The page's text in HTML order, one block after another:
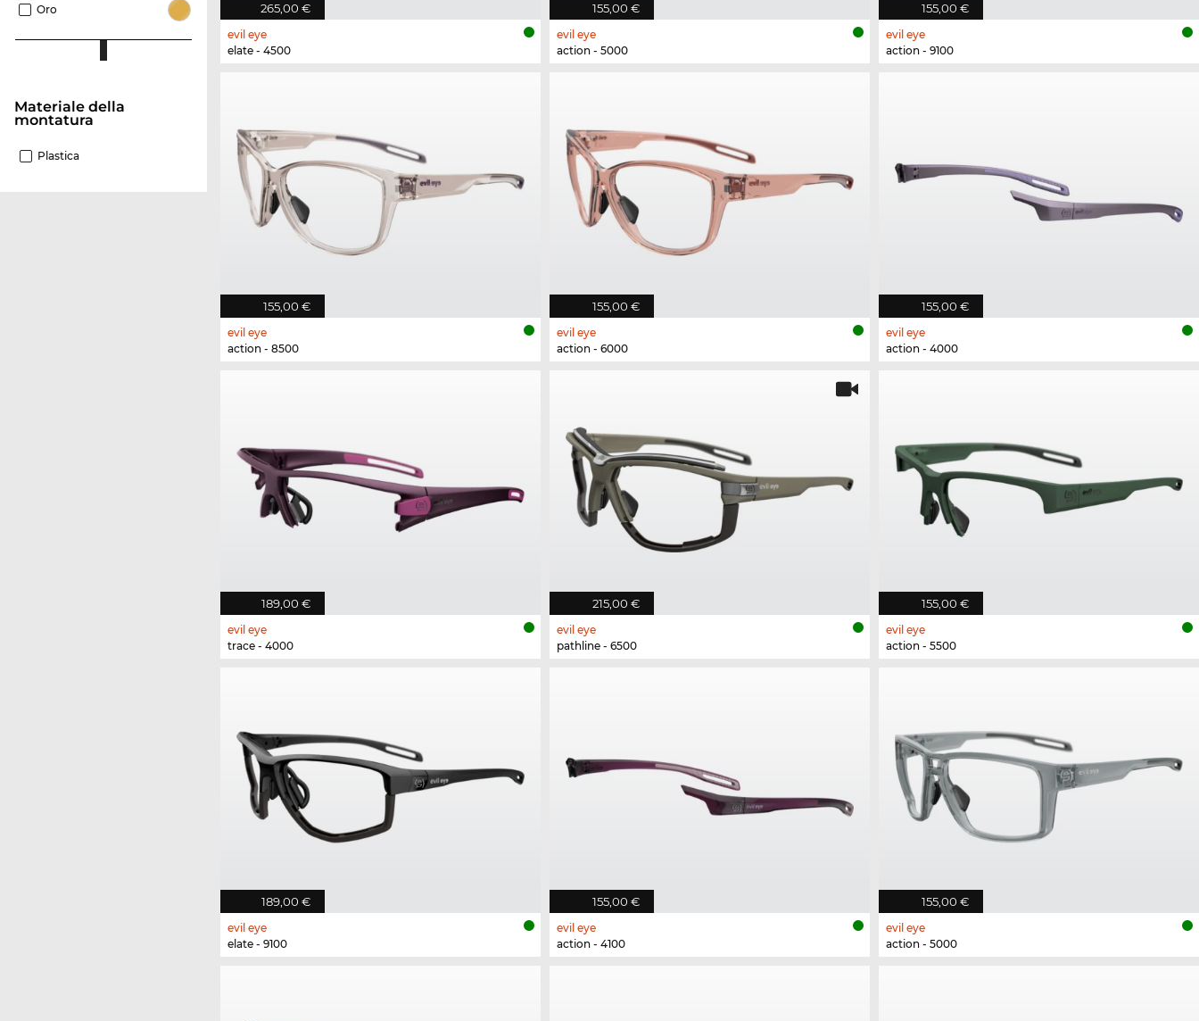
Oro
Materiale della
montatura
Plastica
265,00 €
evil eye
elate - 4500
155,00 €
evil eye
action - 5000
155,00 €
evil eye
action - 9100
155,00 €
evil eye
action - 8500
155,00 €
evil eye
action - 6000
155,00 €
evil eye
action - 4000
189,00 €
evil eye
trace - 4000
215,00 €
evil eye
pathline - 6500
155,00 €
evil eye
action - 5500
189,00 €
evil eye
elate - 9100
155,00 €
evil eye
action - 4100
155,00 €
evil eye
action - 5000